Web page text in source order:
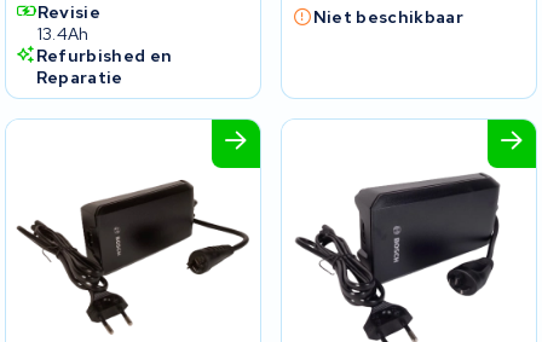
Revisie
13.4Ah
Refurbished en
Reparatie
Niet beschikbaar